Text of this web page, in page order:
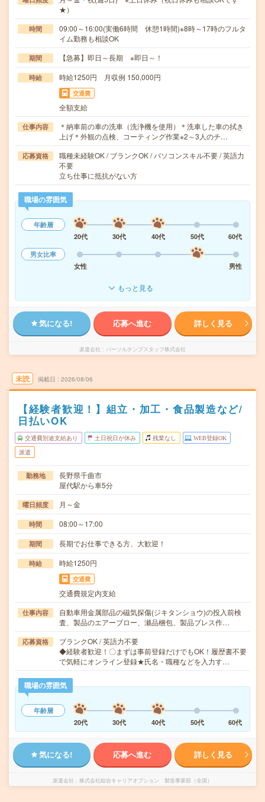
★）
時間
09:00～16:00(実働6時間 休憩1時間)※8時～17時のフルタ
イム勤務も相談OK
期間 【急募】即日～長期 ※即日～！
時給 時給1250円 月収例 150,000円
交通費
全額支給
仕事内容
＊納車前の車の洗車（洗浄機を使用）＊洗車した車の拭き
上げ＊外観の点検、コーティング作業※2～3人のチ…
応募資格
職種未経験OK / ブランクOK / パソコンスキル不要 / 英語力
不要
立ち仕事に抵抗がない方
職場の雰囲気
年齢層
20代
30代 40代 50代
60代
男女比率
女性
男性
もっと見る
気になる! 応募へ進む 詳しく見る
派遣会社 パーソルテンプスタッフ株式会社
未読 掲載日 2026/08/06
【経験者歓迎！】組立・加工・食品製造など/
日払いOK
交通費別途支給あり 土日祝日が休み 残業なし WEB登録OK
派遣
勤務地
長野県千曲市
屋代駅から車5分
曜日頻度 月～金
時間 08:00～17:00
期間 長期でお仕事できる方、大歓迎！
時給 時給1250円
交通費
交通費規定内支給
仕事内容
自動車用金属部品の磁気探傷(ジキタンショウ)の投入前検
査、製品のエアーブロー、瀬品梱包、製品ブレス作…
応募資格
ブランクOK / 英語力不要
◆経験者歓迎！〇まずは事前登録だけでもOK！履歴書不要
で気軽にオンライン登録★氏名・職種などを入力す…
職場の雰囲気
年齢層
20代
30代 40代 50代 60代
気になる! 応募へ進む 詳しく見る
派遣会社 株式会社綜合キャリアオプション 製造事業部（全国）